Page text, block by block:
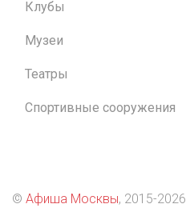
Клубы
Музеи
Театры
Спортивные сооружения
© Афиша Москвы, 2015-2026